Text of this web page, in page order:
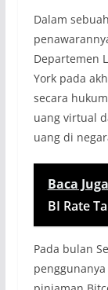
Dalam
Departemen
York pada
secara
uang virtual
uang di
Baca Juga
BI Rate
Pada bulan